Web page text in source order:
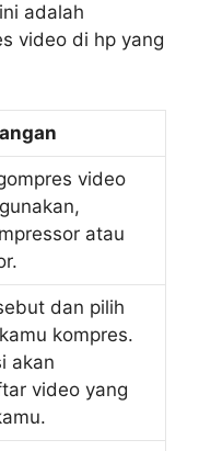
adalah
video di hp yang
video
atau
dan pilih
kompres.
akan
video yang